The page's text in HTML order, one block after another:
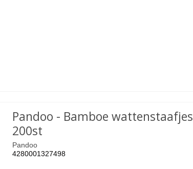
Pandoo - Bamboe wattenstaafjes
200st
Pandoo
4280001327498